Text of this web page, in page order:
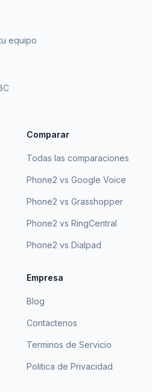
equipo
Comparar
Todas las comparaciones
Phone2 vs Google Voice
Phone2 vs Grasshopper
Phone2 vs RingCentral
Phone2 vs Dialpad
Empresa
Blog
Contactenos
Terminos de Servicio
Politica de Privacidad